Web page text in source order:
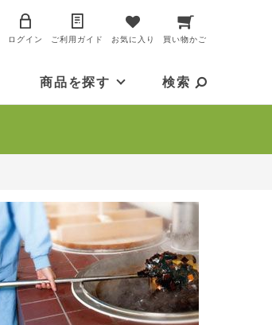
ログイン ご利用ガイド お気に入り 買い物かご
商品を探す 検索